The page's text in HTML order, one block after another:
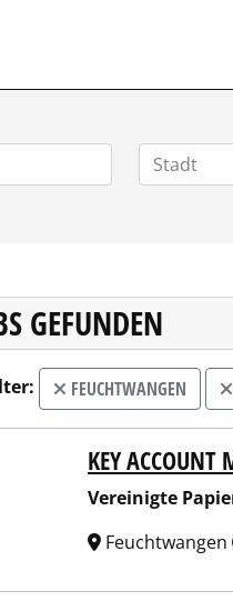
GEFUNDEN
FEUCHTWANGEN
Papierwarenfabriken
KEY
Vereinigte
Feuchtwangen